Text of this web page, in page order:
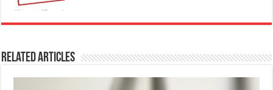
Related Articles